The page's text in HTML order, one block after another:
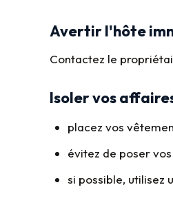
Avertir l'hôte
Contactez le
Isoler vos
placez vos
évitez de poser
si possible, utilisez